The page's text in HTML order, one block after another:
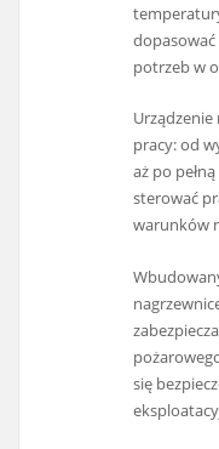
potrzeb w
pracy: od
aż po
sterować
warunków
się